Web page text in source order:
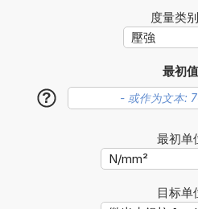
度量类别
最初值
?
最初单
目标单